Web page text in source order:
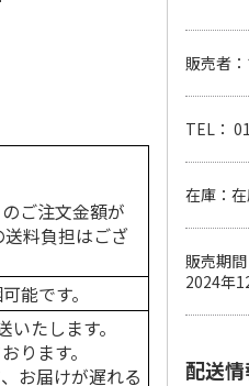
ムカ
銀のスプーン パウ
ペッ
ご注文金額が
料負担はござ
能です。
たします。
ります。
お届けが遅れる
販売者
TEL：
在庫：
販売期間
2024年
配送